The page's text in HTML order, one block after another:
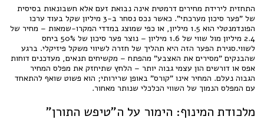
התחזית לירידת מחירים דרמטית אינה נבואת זעם אלא חשבונאות בסיסית
של "פער סיכון מערכתי". כאשר נכס נסחר ב-3 מיליון שקל בעוד ערכו
הפונדמנטלי הוא 1.5 מיליון, או כפי שמוצג במדדי המקרו-שמאות – מחיר של
2.4 מיליון מול שווי של 1.6 מיליון – נוצר פער סיכון של 50% ביחס
לשווי.סגירת הפער הזה היא תהליך של חזרה לשיווי משקל פיזיקלי. ברגע
שהבנקים "מסירים את האצבע" מהפתח – מקשיחים תנאים, מעדכנים דוחות
אפס או דורשים הון עצמי גבוה יותר – הלחץ שתיחזק את מפלס המחיר
הגבוה נעלם. המחיר אינו "קורס" באופן שרירותי; הוא פשוט שואף להתאחד
עם המפלס הנמוך של השווי הכלכלי שנותר מאחור.
מלכודת המינוף: הימור על ה"טיפש התורן"